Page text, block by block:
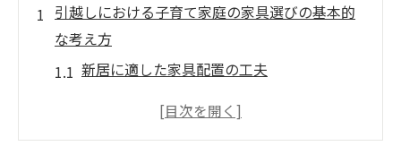
引越しにおける子育て家庭の家具選びの基本的
な考え方
新居に適した家具配置の工夫
子供の成長に対応する家具選びの重要性